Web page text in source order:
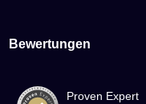
Bewertungen
Proven Expert